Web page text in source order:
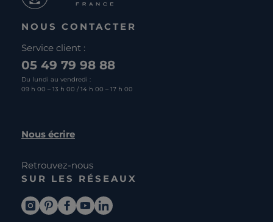
NOUS CONTACTER
Service client :
05 49 79 98 88
Du lundi au vendredi :
09 h 00 – 13 h 00 / 14 h 00 – 17 h 00
Nous écrire
Retrouvez-nous
SUR LES RÉSEAUX